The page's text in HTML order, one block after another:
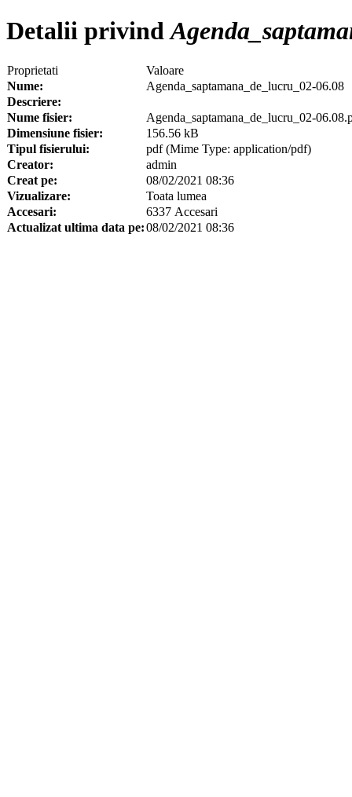
Detalii privind
Proprietati
Valoare
Nume:
Agenda_saptamana_de_lucru_02-06.08
Descriere:
Nume fisier:
Agenda_saptamana_de_lucru_02-
Dimensiune fisier:
156.56 kB
Tipul fisierului:
pdf (Mime Type: application/pdf)
Creator:
admin
Creat pe:
08/02/2021 08:36
Vizualizare:
Toata lumea
Accesari:
6337 Accesari
Actualizat ultima data pe:08/02/2021 08:36